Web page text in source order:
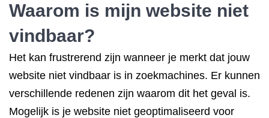
Waarom is mijn website niet
vindbaar?
Het kan frustrerend zijn wanneer je merkt dat jouw
website niet vindbaar is in zoekmachines. Er kunnen
verschillende redenen zijn waarom dit het geval is.
Mogelijk is je website niet geoptimaliseerd voor